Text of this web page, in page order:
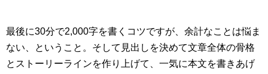
最後に30分で2,000字を書くコツですが、余計なことは悩ま
ない、ということ。そして見出しを決めて文章全体の骨格
とストーリーラインを作り上げて、一気に本文を書きあげ